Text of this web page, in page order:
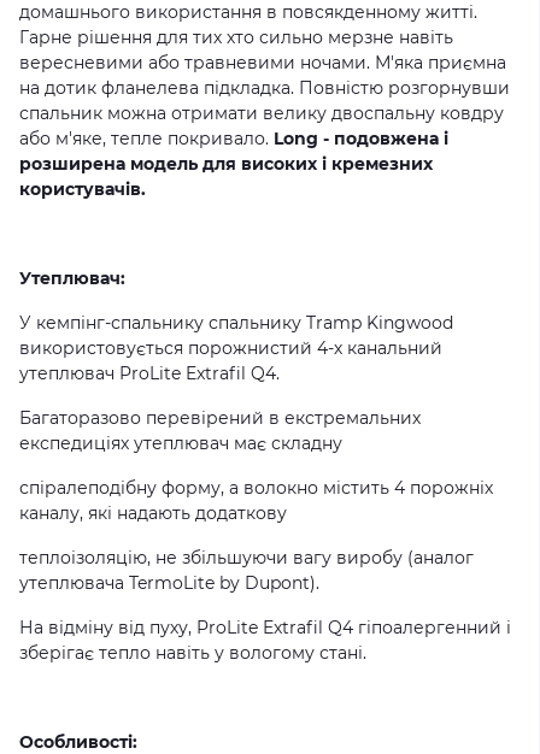
домашнього використання в повсякденному житті.
Гарне рішення для тих хто сильно мерзне навіть
вересневими або травневими ночами. М'яка приємна
на дотик фланелева підкладка. Повністю розгорнувши
спальник можна отримати велику двоспальну ковдру
або м'яке, тепле покривало. Long - подовжена і
розширена модель для високих і кремезних
користувачів.
Утеплювач:
У кемпінг-спальнику спальнику Tramp Kingwood
використовується порожнистий 4-х канальний
утеплювач ProLite Extrafil Q4.
Багаторазово перевірений в екстремальних
експедиціях утеплювач має складну
спіралеподібну форму, а волокно містить 4 порожніх
каналу, які надають додаткову
теплоізоляцію, не збільшуючи вагу виробу (аналог
утеплювача TermoLite by Dupont).
На відміну від пуху, ProLite Extrafil Q4 гіпоалергенний і
зберігає тепло навіть у вологому стані.
Особливості: